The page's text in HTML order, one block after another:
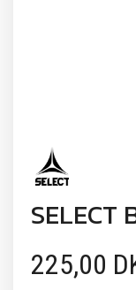
SELECT
225,00